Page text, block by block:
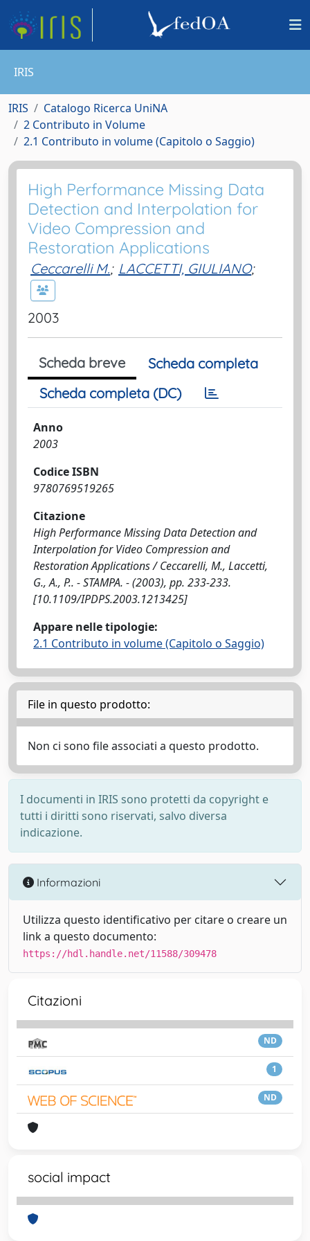
IRIS
IRIS
Catalogo Ricerca UniNA
2 Contributo in Volume
2.1 Contributo in volume (Capitolo o Saggio)
High Performance Missing Data
Detection and Interpolation for
Video Compression and
Restoration Applications
Ceccarelli M.; LACCETTI, GIULIANO;
2003
Scheda breve
Scheda completa
Scheda completa (DC)
Anno
2003
Codice ISBN
9780769519265
Citazione
High Performance Missing Data Detection and
Interpolation for Video Compression and
Restoration Applications / Ceccarelli, M., Laccetti,
G., A., P.. - STAMPA. - (2003), pp. 233-233.
[10.1109/IPDPS.2003.1213425]
Appare nelle tipologie:
2.1 Contributo in volume (Capitolo o Saggio)
File in questo prodotto:
Non ci sono file associati a questo prodotto.
I documenti in IRIS sono protetti da copyright e
tutti i diritti sono riservati, salvo diversa
indicazione.
Informazioni
Utilizza questo identificativo per citare o creare un
link a questo documento:
https://hdl.handle.net/11588/309478
Citazioni
ND
1
ND
social impact